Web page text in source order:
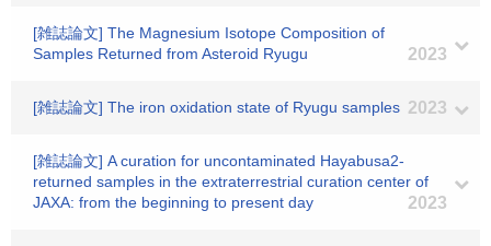
[雑誌論文] The Magnesium Isotope Composition of
Samples Returned from Asteroid Ryugu
2023
[雑誌論文] The iron oxidation state of Ryugu samples 2023
[雑誌論文] A curation for uncontaminated Hayabusa2-
returned samples in the extraterrestrial curation center of
JAXA: from the beginning to present day
2023